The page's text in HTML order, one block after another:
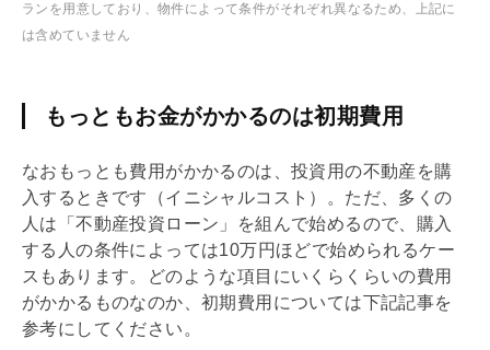
ランを用意しており、物件によって条件がそれぞれ異なるため、上記に
は含めていません
もっともお金がかかるのは初期費用
なおもっとも費用がかかるのは、投資用の不動産を購
入するときです（イニシャルコスト）。ただ、多くの
人は「不動産投資ローン」を組んで始めるので、購入
する人の条件によっては10万円ほどで始められるケー
スもあります。どのような項目にいくらくらいの費用
がかかるものなのか、初期費用については下記記事を
参考にしてください。